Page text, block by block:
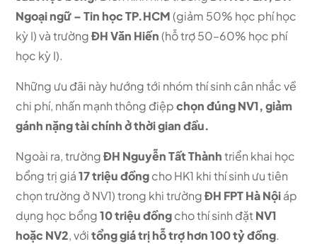
Ngoại ngữ – Tin học TP.HCM(giảm 50% học phí học
kỳ I) và trườngĐH Văn Hiến(hỗ trợ 50–60% học phí
học kỳ I).
Những ưu đãi này hướng tới nhóm thí sinh cân nhắc về
chi phí, nhấn mạnh thông điệpchọn đúng NV1, giảm
gánh nặng tài chính ở thời gian đầu.
Ngoài ra, trườngĐH Nguyễn Tất Thànhtriển khai học
bổng trị giá17 triệu đồngchoHK1 khi thí sinh ưu tiên
chọn trường ở NV1) trong khi trườngĐH FPT Hà Nộiáp
dụng học bổng10 triệu đồngcho thí sinh đặtNV1
hoặc NV2, vớitổng giá trị hỗ trợ hơn 100 tỷ đồng.